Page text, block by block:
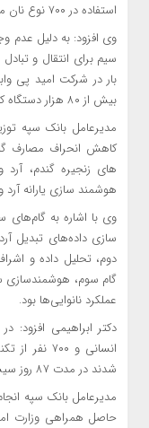
استفاده در ۷۰۰ نوع نان موجود در کشور را دارد.
وی افزود: به دلیل عدم
سیم برای انتقال و
بار در شرکت امید پی
بیش از ۸۰ هزار دستگاه کارت خوان در سراسر کشور قرار گرفت.
مدیرعامل بانک سپه
کاهش انحراف مصارف
های زنجیره گندم،
هوشمند سازی یارانه آرد
وی با اشاره به
سازی داده‌های تبدیل
دوم، تحلیل داده و
گام سوم، هوشمندسازی
عملکرد نانوایی‌ها بود.
انسانی و
شدند در مدت ۸۷ روز سیستم را در کل کشور مستقر کنند.
مدیرعامل بانک سپه
حاصل همراهی وزارت